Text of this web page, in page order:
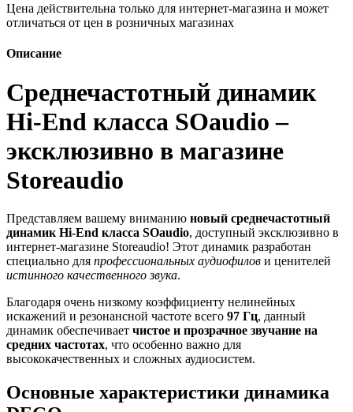
Цена действительна только для интернет-магазина и может
отличаться от цен в розничных магазинах
Описание
Среднечастотный динамик
Hi-End класса SOaudio –
эксклюзивно в магазине
Storeaudio
Представляем вашему вниманию новый среднечастотный
динамик Hi-End класса SOaudio, доступный эксклюзивно в
интернет-магазине Storeaudio! Этот динамик разработан
специально для профессиональных аудиофилов и ценителей
истинного качественного звука.
Благодаря очень низкому коэффициенту нелинейных
искажений и резонансной частоте всего 97 Гц, данный
динамик обеспечивает чистое и прозрачное звучание на
средних частотах, что особенно важно для
высококачественных и сложных аудиосистем.
Основные характеристики динамика